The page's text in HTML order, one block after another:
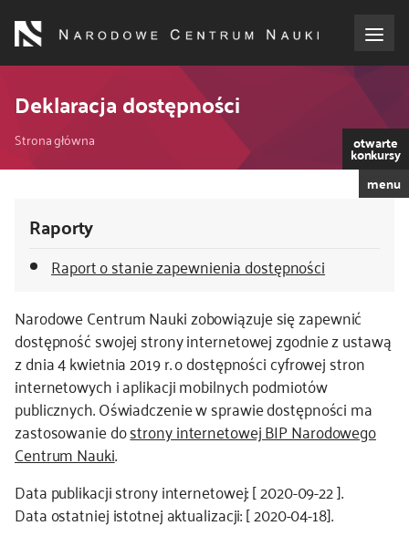
treści
o NCN
dla wnioskodawców
dla ekspertów
współpraca międzynarodowa
nagroda NCN
kontakt
Deklaracja dostępności
Ścieżka
nawigacyjna
Strona główna otwarte
konkursy
menu
Raporty
Raport o stanie zapewnienia dostępności
Narodowe Centrum Naukizobowiązuje się zapewnić
dostępność swojej strony internetowej zgodnie z ustawą
z dnia 4 kwietnia 2019 r. o dostępności cyfrowej stron
internetowych i aplikacji mobilnych podmiotów
publicznych. Oświadczenie w sprawie dostępności ma
zastosowanie dostrony internetowej BIP Narodowego
Centrum Nauki.
Data publikacji strony internetowej: [ 2020-09-22 ].
Data ostatniej istotnej aktualizacji: [ 2020-04-18].